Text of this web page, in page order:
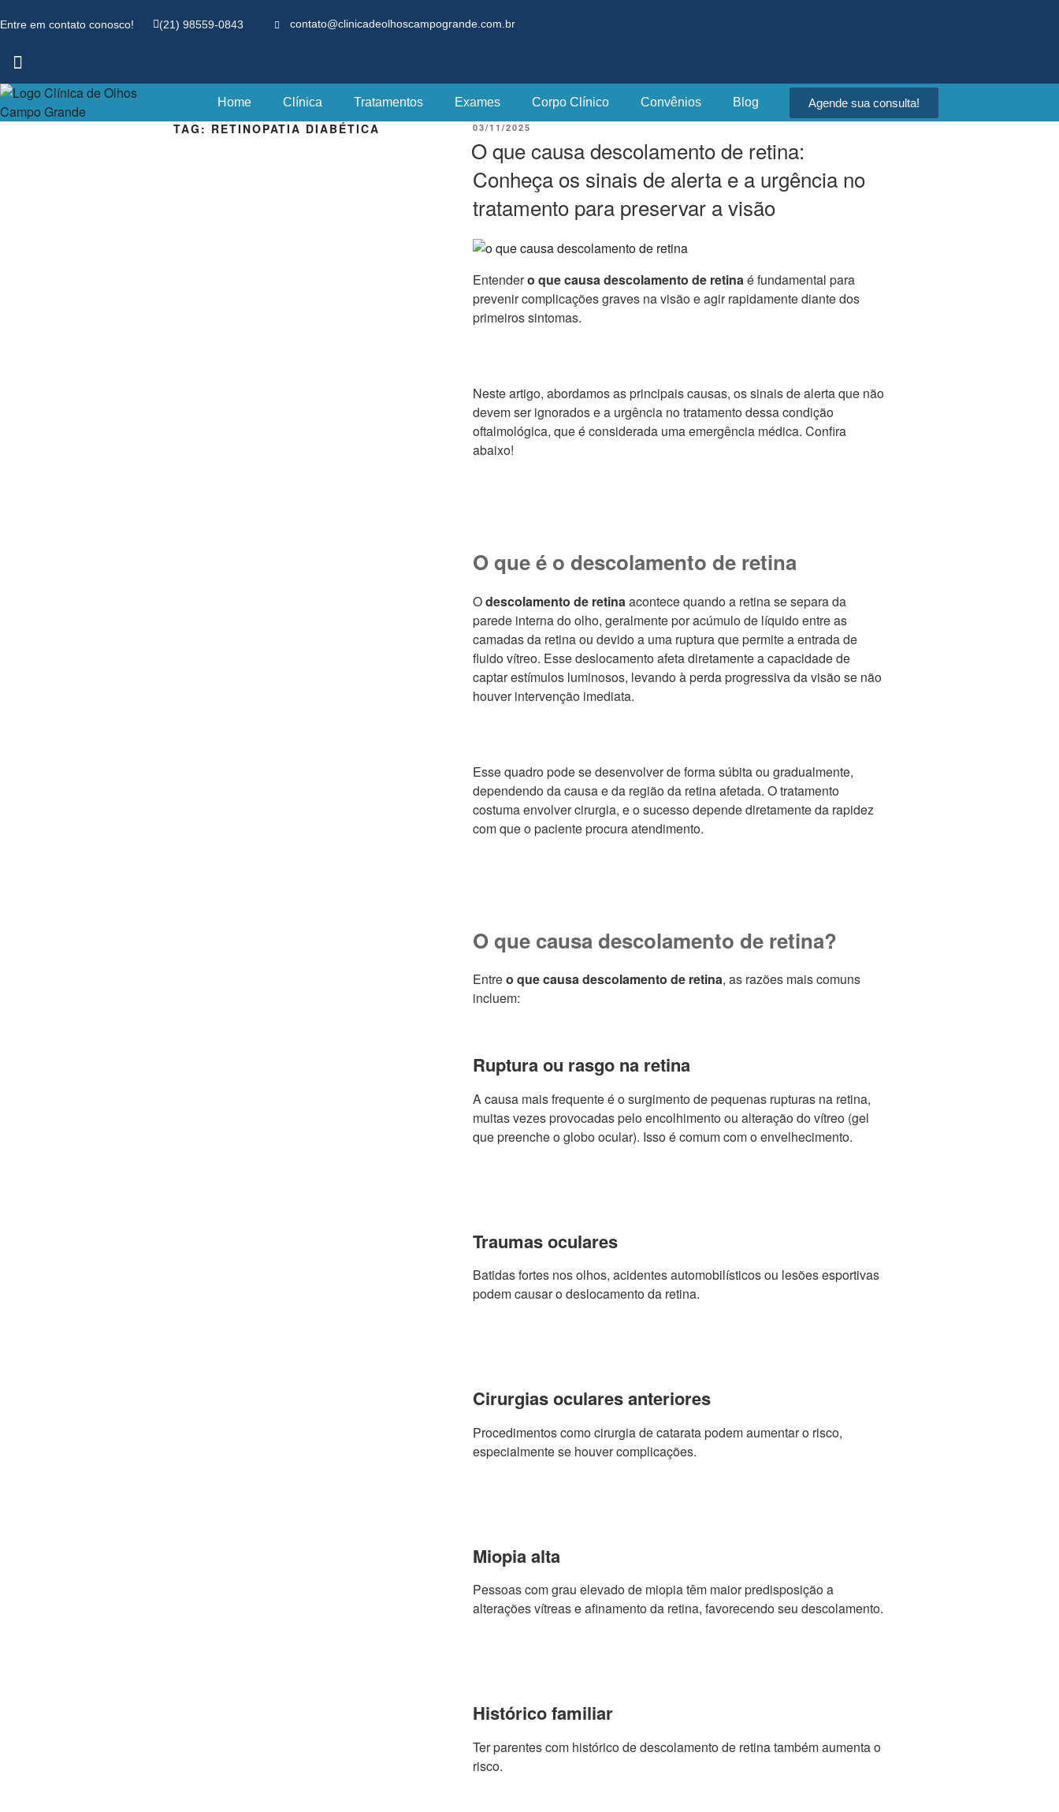
Entre em contato conosco! (21) 98559-0843 contato@clinicadeolhoscampogrande.com.br
Home Clínica Tratamentos Exames Corpo Clínico Convênios Blog Agende sua consulta!
TAG: RETINOPATIA DIABÉTICA 03/11/2025
O que causa descolamento de retina:
Conheça os sinais de alerta e a urgência no
tratamento para preservar a visão
Entendero que causa descolamento de retinaé fundamental para
prevenir complicações graves na visão e agir rapidamente diante dos
primeiros sintomas.
Neste artigo, abordamos as principais causas, os sinais de alerta que não
devem ser ignorados e a urgência no tratamento dessa condição
oftalmológica, que é considerada uma emergência médica. Confira
abaixo!
O que é o descolamento de retina
Odescolamento de retinaacontece quando a retina se separa da
parede interna do olho, geralmente por acúmulo de líquido entre as
camadas da retina ou devido a uma ruptura que permite a entrada de
fluido vítreo. Esse deslocamento afeta diretamente a capacidade de
captar estímulos luminosos, levando à perda progressiva da visão se não
houver intervenção imediata.
Esse quadro pode se desenvolver de forma súbita ou gradualmente,
dependendo da causa e da região da retina afetada. O tratamento
costuma envolver cirurgia, e o sucesso depende diretamente da rapidez
com que o paciente procura atendimento.
O que causa descolamento de retina?
Entreo que causa descolamento de retina, as razões mais comuns
incluem:
Ruptura ou rasgo na retina
A causa mais frequente é o surgimento de pequenas rupturas na retina,
muitas vezes provocadas pelo encolhimento ou alteração do vítreo (gel
que preenche o globo ocular). Isso é comum com o envelhecimento.
Traumas oculares
Batidas fortes nos olhos, acidentes automobilísticos ou lesões esportivas
podem causar o deslocamento da retina.
Cirurgias oculares anteriores
Procedimentos como cirurgia de catarata podem aumentar o risco,
especialmente se houver complicações.
Miopia alta
Pessoas com grau elevado de miopia têm maior predisposição a
alterações vítreas e afinamento da retina, favorecendo seu descolamento.
Histórico familiar
Ter parentes com histórico de descolamento de retina também aumenta o
risco.